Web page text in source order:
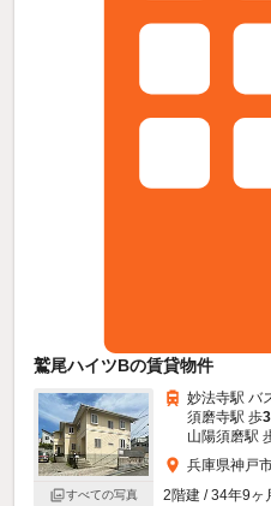
鷲尾ハイツBの賃貸物件
すべての写真
妙法寺駅 バ
須磨寺駅 歩
山陽須磨駅
兵庫県神戸
2階建 / 34年9ヶ